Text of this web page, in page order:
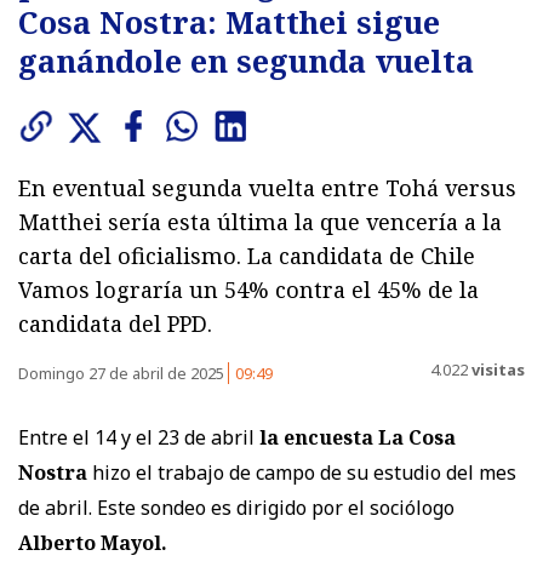
Cosa Nostra: Matthei sigue
ganándole en segunda vuelta
En eventual segunda vuelta entre Tohá versus
Matthei sería esta última la que vencería a la
carta del oficialismo. La candidata de Chile
Vamos lograría un 54% contra el 45% de la
candidata del PPD.
Domingo 27 de abril de 2025 09:49 4.022visitas
Entre el 14 y el 23 de abril la encuesta La Cosa
Nostra hizo el trabajo de campo de su estudio del mes
de abril. Este sondeo es dirigido por el sociólogo
Alberto Mayol.